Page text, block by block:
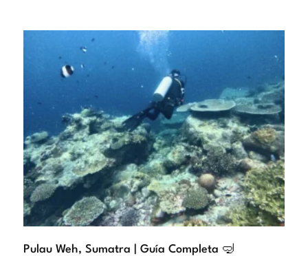
Pulau Weh, Sumatra | Guía Completa 🤿